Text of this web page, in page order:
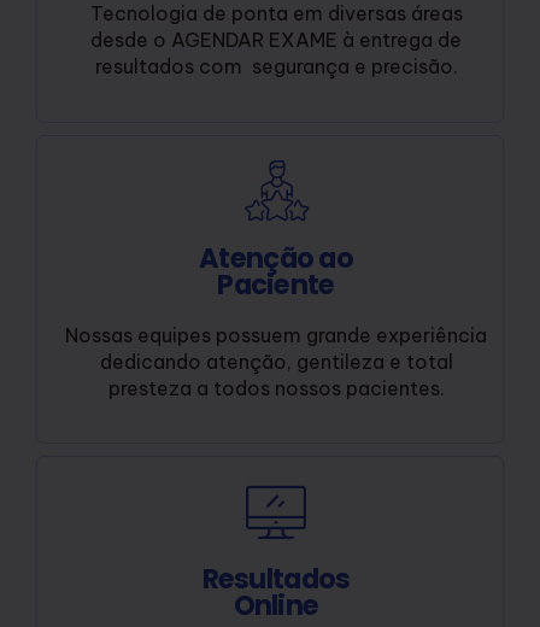
Tecnologia de ponta em diversas áreas
desde o AGENDAR EXAME à entrega de
resultados com segurança e precisão.
Atenção ao
Paciente
Nossas equipes possuem grande experiência
dedicando atenção, gentileza e total
presteza a todos nossos pacientes.
Resultados
Online